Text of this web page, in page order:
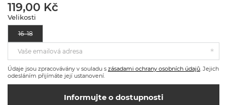
119,00 Kč
Velikosti
16–18
Vaše emailová adresa
Údaje jsou zpracovávány v souladu s zásadami ochrany osobních údajů . Jejich
odesláním přijímáte její ustanovení.
Informujte o dostupnosti